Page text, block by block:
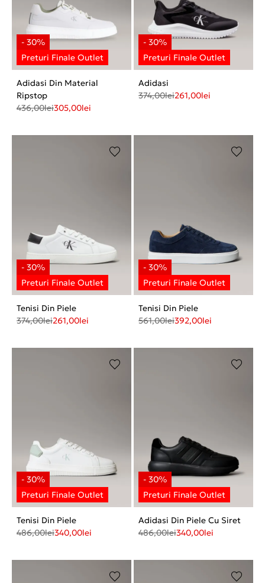
Adidasi Din Material
Ripstop
436,00lei305,00lei
Adidasi
374,00lei261,00lei
Tenisi Din Piele
374,00lei261,00lei
Tenisi Din Piele
561,00lei392,00lei
Tenisi Din Piele
486,00lei340,00lei
Adidasi Din Piele Cu Siret
486,00lei340,00lei